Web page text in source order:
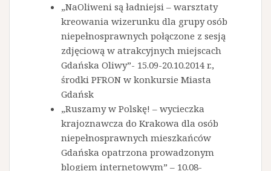
„NaOliweni są ładniejsi – warsztaty
kreowania wizerunku dla grupy osób
niepełnosprawnych połączone z sesją
zdjęciową w atrakcyjnych miejscach
Gdańska Oliwy”- 15.09-20.10.2014 r.,
środki PFRON w konkursie Miasta
Gdańsk
„Ruszamy w Polskę! – wycieczka
krajoznawcza do Krakowa dla osób
niepełnosprawnych mieszkańców
Gdańska opatrzona prowadzonym
blogiem internetowym” – 10.08-